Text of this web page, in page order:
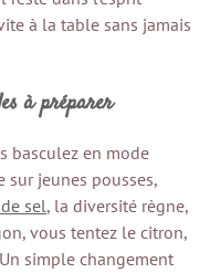
à la table sans jamais
à préparer
basculez en mode
sur jeunes pousses,
sel, la diversité règne,
vous tentez le citron,
simple changement